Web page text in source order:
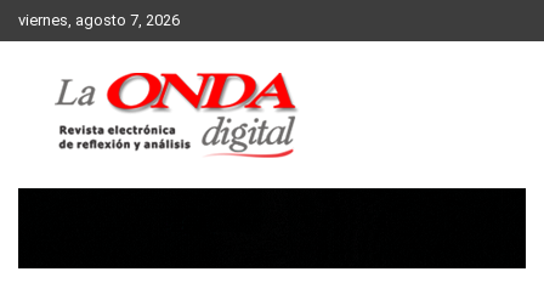
Skip
to
viernes, agosto 7, 2026